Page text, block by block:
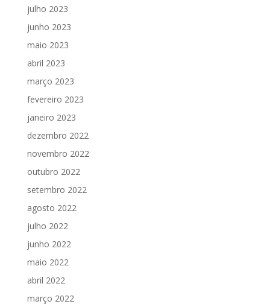
julho 2023
junho 2023
maio 2023
abril 2023
março 2023
fevereiro 2023
janeiro 2023
dezembro 2022
novembro 2022
outubro 2022
setembro 2022
agosto 2022
julho 2022
junho 2022
maio 2022
abril 2022
março 2022